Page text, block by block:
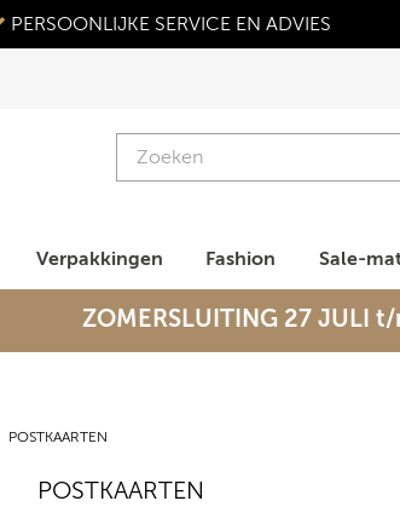
PERSOONLIJKE SERVICE EN ADVIES
Verpakkingen Fashion Sale-
ZOMERSLUITING 27 JULI
POSTKAARTEN
POSTKAARTEN